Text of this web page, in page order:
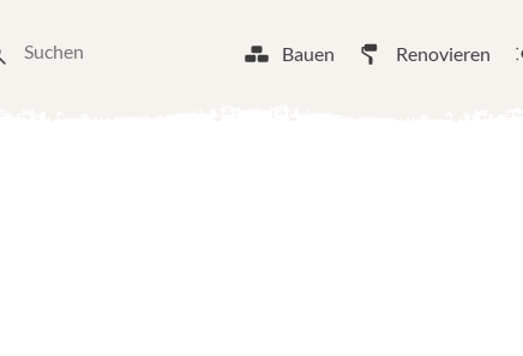
Bauen Renovieren